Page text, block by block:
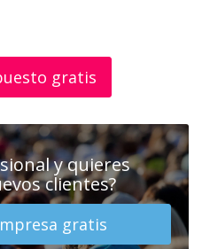
gratis
y quieres
clientes?
gratis